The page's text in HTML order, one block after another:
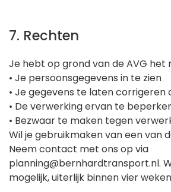
7. Rechten
Je hebt op grond van de AVG het
• Je persoonsgegevens in te zien
• Je gegevens te laten corrigeren
• De verwerking ervan te
• Bezwaar te maken tegen
Wil je gebruikmaken van een van
Neem contact met ons op via
planning@bernhardtransport.nl.
mogelijk, uiterlijk binnen vier